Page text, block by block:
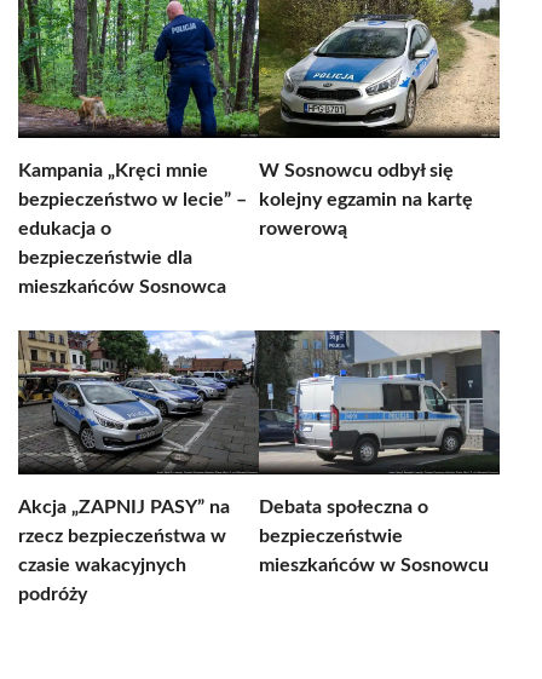
Kampania „Kręci mnie
bezpieczeństwo w lecie” –
edukacja o
bezpieczeństwie dla
mieszkańców Sosnowca
W Sosnowcu odbył się
kolejny egzamin na kartę
rowerową
Akcja „ZAPNIJ PASY” na
rzecz bezpieczeństwa w
czasie wakacyjnych
podróży
Debata społeczna o
bezpieczeństwie
mieszkańców w Sosnowcu